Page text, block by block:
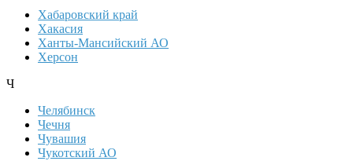
Хабаровский край
Хакасия
Ханты-Мансийский АО
Херсон
Ч
Челябинск
Чечня
Чувашия
Чукотский АО